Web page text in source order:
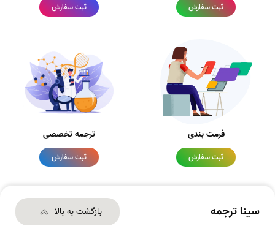
ثبت سفارش ثبت سفارش
فرمت بندی
ثبت سفارش
ترجمه تخصصی
ثبت سفارش
سینا ترجمه بازگشت به بالا